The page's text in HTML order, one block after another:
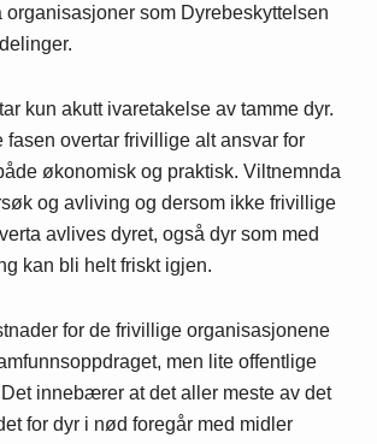
organisasjoner som Dyrebeskyttelsen
kun akutt ivaretakelse av tamme dyr.
fasen overtar frivillige alt ansvar for
økonomisk og praktisk. Viltnemnda
og avliving og dersom ikke frivillige
avlives dyret, også dyr som med
kan bli helt friskt igjen.
for de frivillige organisasjonene
men lite offentlige
innebærer at det aller meste av det
for dyr i nød foregår med midler